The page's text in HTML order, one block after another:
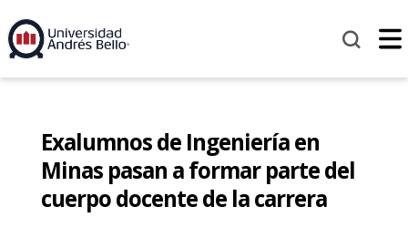
Exalumnos de Ingeniería en
Minas pasan a formar parte del
cuerpo docente de la carrera